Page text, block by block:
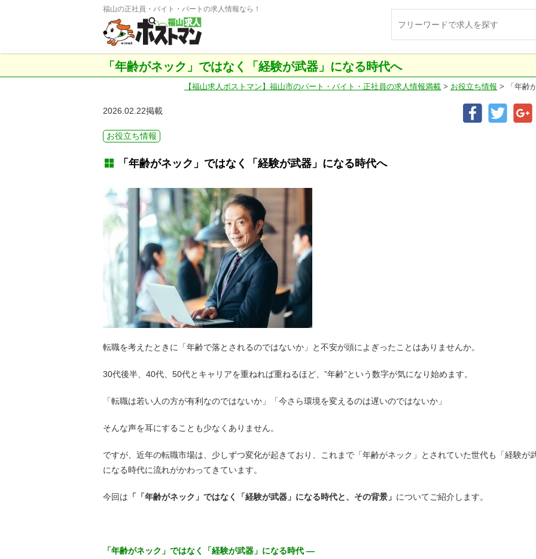
福山の正社員・バイト・パートの求人情報なら！
「年齢がネック」ではなく「経験が武器」になる時代へ
【福山求人ポストマン】福山市のパート・バイト・正社員の求人情報満載 > お役立ち情報 > 「年齢
2026.02.22掲載
お役立ち情報
「年齢がネック」ではなく「経験が武器」になる時代へ
転職を考えたときに「年齢で落とされるのではないか」と不安が頭によぎったことはありませんか。
30代後半、40代、50代とキャリアを重ねれば重ねるほど、”年齢”という数字が気になり始めます。
「転職は若い人の方が有利なのではないか」「今さら環境を変えるのは遅いのではないか」
そんな声を耳にすることも少なくありません。
ですが、近年の転職市場は、少しずつ変化が起きており、これまで「年齢がネック」とされていた世代も「経験が
になる時代に流れがかわってきています。
今回は 「「年齢がネック」ではなく「経験が武器」になる時代と、その背景」 についてご紹介します。
「年齢がネック」ではなく「経験が武器」になる時代 ―